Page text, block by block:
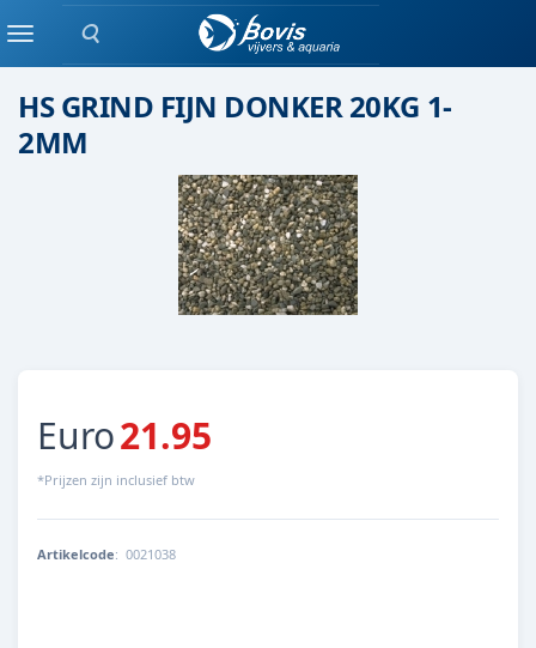
Zoeken
Menu(quarts) Grind
HS GRIND FIJN DONKER 20KG 1-
2MM
Euro21.95
*Prijzen zijn inclusief btw
Artikelcode: 0021038